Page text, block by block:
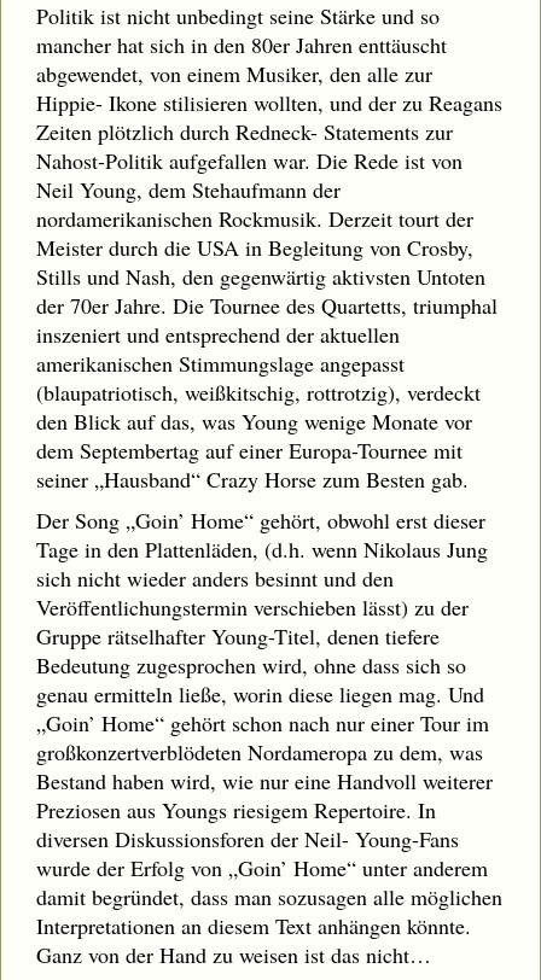
Politik ist nicht unbedingt seine Stärke und so
mancher hat sich in den 80er Jahren enttäuscht
abgewendet, von einem Musiker, den alle zur
Hippie- Ikone stilisieren wollten, und der zu Reagans
Zeiten plötzlich durch Redneck- Statements zur
Nahost-Politik aufgefallen war. Die Rede ist von
Neil Young, dem Stehaufmann der
nordamerikanischen Rockmusik. Derzeit tourt der
Meister durch die USA in Begleitung von Crosby,
Stills und Nash, den gegenwärtig aktivsten Untoten
der 70er Jahre. Die Tournee des Quartetts, triumphal
inszeniert und entsprechend der aktuellen
amerikanischen Stimmungslage angepasst
(blaupatriotisch, weißkitschig, rottrotzig), verdeckt
den Blick auf das, was Young wenige Monate vor
dem Septembertag auf einer Europa-Tournee mit
seiner „Hausband“ Crazy Horse zum Besten gab.
Der Song „Goin’ Home“ gehört, obwohl erst dieser
Tage in den Plattenläden, (d.h. wenn Nikolaus Jung
sich nicht wieder anders besinnt und den
Veröffentlichungstermin verschieben lässt) zu der
Gruppe rätselhafter Young-Titel, denen tiefere
Bedeutung zugesprochen wird, ohne dass sich so
genau ermitteln ließe, worin diese liegen mag. Und
„Goin’ Home“ gehört schon nach nur einer Tour im
großkonzertverblödeten Nordameropa zu dem, was
Bestand haben wird, wie nur eine Handvoll weiterer
Preziosen aus Youngs riesigem Repertoire. In
diversen Diskussionsforen der Neil- Young-Fans
wurde der Erfolg von „Goin’ Home“ unter anderem
damit begründet, dass man sozusagen alle möglichen
Interpretationen an diesem Text anhängen könnte.
Ganz von der Hand zu weisen ist das nicht…